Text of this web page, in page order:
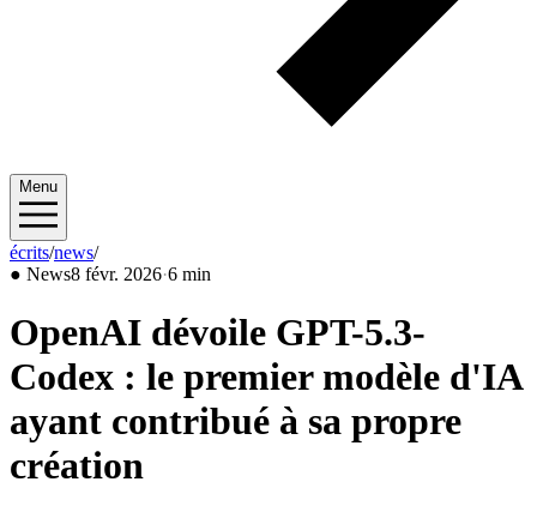
Menu
écrits/news/2026/02
● News8 févr. 2026·6 min
OpenAI dévoile GPT-5.3-
Codex : le premier modèle d'IA
ayant contribué à sa propre
création